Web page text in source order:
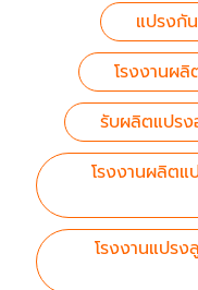
แปรงกั
โรงงานผ
รับผลิตแปร
โรงงานผลิต
โรงงานแปร